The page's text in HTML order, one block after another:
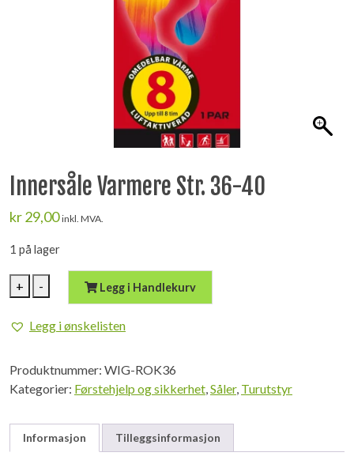
Innersåle Varmere Str. 36-40
kr29,00 inkl. MVA.
1 på lager
+
Innersåle
Varmere
36-
antall
- Legg i Handlekurv
Legg i ønskelisten
Produktnummer: WIG-ROK36
Kategorier: Førstehjelp og sikkerhet,Såler, Turutstyr
Informasjon Tilleggsinformasjon